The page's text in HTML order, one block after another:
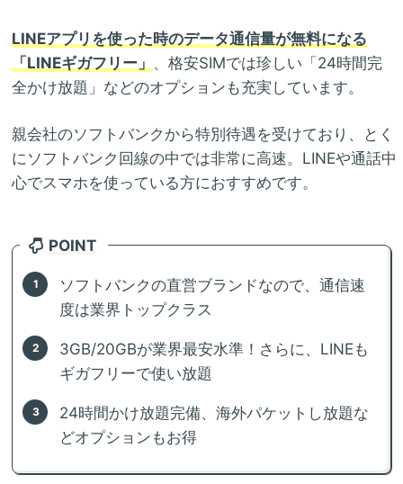
LINEアプリを使った時のデータ通信量が無料になる
「LINEギガフリー」 、格安SIMでは珍しい「24時間完
全かけ放題」などのオプションも充実しています。
親会社のソフトバンクから特別待遇を受けており、とく
にソフトバンク回線の中では非常に高速。LINEや通話中
心でスマホを使っている方におすすめです。
POINT
ソフトバンクの直営ブランドなので、通信速
度は業界トップクラス
3GB/20GBが業界最安水準！さらに、LINEも
ギガフリーで使い放題
24時間かけ放題完備、海外パケットし放題な
どオプションもお得